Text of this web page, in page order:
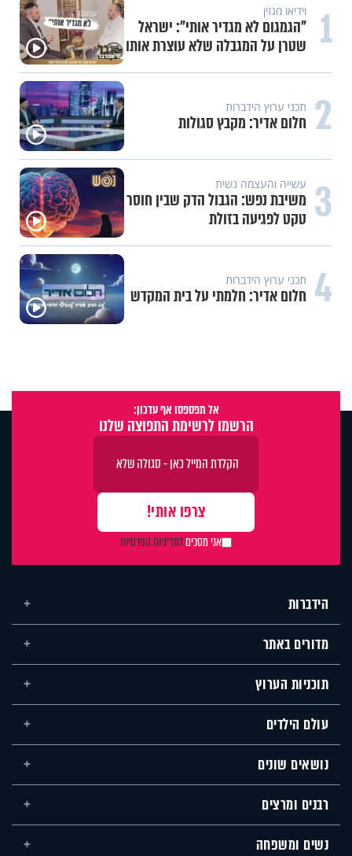
1 וידיאו מגזין
"הגמגום לא מגדיר אותי": ישראל
שטרן על המגבלה שלא עוצרת אותו
2 תכני ערוץ הידברות
חלום אדיר: מקבץ סגולות
3 עשייה והעצמה נשית
משיבת נפש: הגבול הדק שבין חוסר
טקט לפגיעה בזולת
4 תכני ערוץ הידברות
חלום אדיר: חלמתי על בית המקדש
אל תפספסו אף עדכון:
הרשמו לרשימת התפוצה שלנו
אני מסכיםלמדיניות הפרטיות
הידברות
מדורים באתר
תוכניות הערוץ
עולם הילדים
נושאים שונים
רבנים ומרצים
נשים ומשפחה